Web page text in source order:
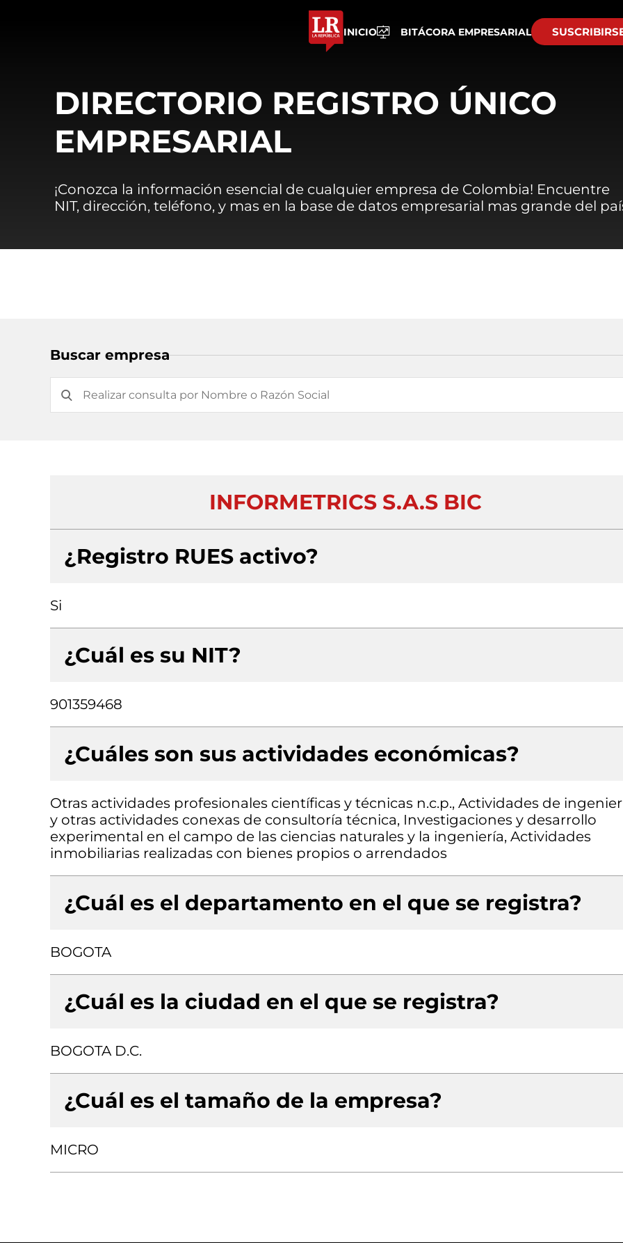
INICIO BITÁCORA EMPRESARIAL
DIRECTORIO REGISTRO ÚNICO
EMPRESARIAL
¡Conozca la información esencial de cualquier empresa de Colombia! Encuentre
NIT, dirección, teléfono, y mas en la base de datos empresarial mas grande del
Buscar empresa
INFORMETRICS S.A.S BIC
¿Registro RUES activo?
Si
¿Cuál es su NIT?
901359468
¿Cuáles son sus actividades económicas?
Otras actividades profesionales científicas y técnicas n.c.p., Actividades de
y otras actividades conexas de consultoría técnica, Investigaciones y desarrollo
experimental en el campo de las ciencias naturales y la ingeniería, Actividades
inmobiliarias realizadas con bienes propios o arrendados
¿Cuál es el departamento en el que se registra?
BOGOTA
¿Cuál es la ciudad en el que se registra?
BOGOTA D.C.
¿Cuál es el tamaño de la empresa?
MICRO